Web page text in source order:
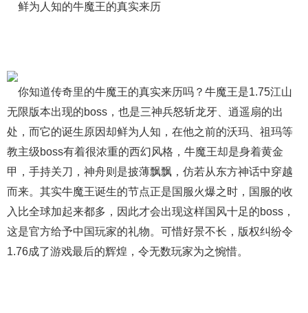
鲜为人知的牛魔王的真实来历
你知道传奇里的牛魔王的真实来历吗？牛魔王是1.75江山
无限版本出现的boss，也是三神兵怒斩龙牙、逍遥扇的出
处，而它的诞生原因却鲜为人知，在他之前的沃玛、祖玛等
教主级boss有着很浓重的西幻风格，牛魔王却是身着黄金
甲，手持关刀，神舟则是披薄飘飘，仿若从东方神话中穿越
而来。其实牛魔王诞生的节点正是国服火爆之时，国服的收
入比全球加起来都多，因此才会出现这样国风十足的boss，
这是官方给予中国玩家的礼物。可惜好景不长，版权纠纷令
1.76成了游戏最后的辉煌，令无数玩家为之惋惜。